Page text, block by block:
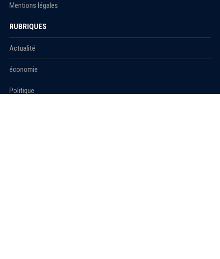
Mentions légales
RUBRIQUES
Actualité
économie
Politique